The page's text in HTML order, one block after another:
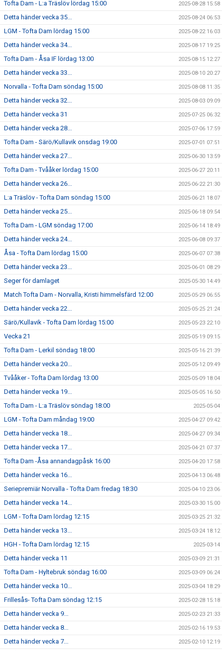
Tofta Dam - L:a Träslöv lördag 15:00 2025-08-28 15:58
Detta händer vecka 35... 2025-08-24 06:53
LGM - Tofta Dam lördag 15:00 2025-08-22 16:03
Detta händer vecka 34... 2025-08-17 19:25
Tofta Dam - Åsa IF lördag 13:00 2025-08-15 12:27
Detta händer vecka 33... 2025-08-10 20:27
Norvalla - Tofta Dam söndag 15:00 2025-08-08 11:35
Detta händer vecka 32... 2025-08-03 09:09
Detta händer vecka 31 2025-07-25 06:32
Detta händer vecka 28... 2025-07-06 17:59
Tofta Dam - Särö/Kullavik onsdag 19:00 2025-07-01 07:51
Detta händer vecka 27... 2025-06-30 13:59
Tofta Dam - Tvååker lördag 15:00 2025-06-27 20:11
Detta händer vecka 26... 2025-06-22 21:30
L:a Träslöv - Tofta Dam söndag 15:00 2025-06-21 18:07
Detta händer vecka 25... 2025-06-18 09:54
Tofta Dam - LGM söndag 17:00 2025-06-14 18:49
Detta händer vecka 24... 2025-06-08 09:37
Åsa - Tofta Dam lördag 15:00 2025-06-07 07:38
Detta händer vecka 23... 2025-06-01 08:29
Seger för damlaget 2025-05-30 14:49
Match Tofta Dam - Norvalla, Kristi himmelsfärd 12:00 2025-05-29 06:55
Detta händer vecka 22... 2025-05-25 21:24
Särö/Kullavik - Tofta Dam lördag 15:00 2025-05-23 22:10
Vecka 21 2025-05-19 09:15
Tofta Dam - Lerkil söndag 18:00 2025-05-16 21:39
Detta händer vecka 20... 2025-05-12 09:49
Tvååker - Tofta Dam lördag 13:00 2025-05-09 18:04
Detta händer vecka 19... 2025-05-05 16:50
Tofta Dam - L:a Träslöv söndag 18:00 2025-05-04
LGM - Tofta Dam måndag 19:00 2025-04-27 09:42
Detta händer vecka 18... 2025-04-27 09:34
Detta händer vecka 17... 2025-04-21 07:37
Tofta Dam -Åsa annandagpåsk 16:00 2025-04-20 17:58
Detta händer vecka 16... 2025-04-13 06:48
Seriepremiär Norvalla - Tofta Dam fredag 18:30 2025-04-10 23:06
Detta händer vecka 14... 2025-03-30 15:00
LGM - Tofta Dam lördag 12:15 2025-03-25 21:32
Detta händer vecka 13... 2025-03-24 18:12
HGH - Tofta Dam lördag 12:15 2025-03-14
Detta händer vecka 11 2025-03-09 21:31
Tofta Dam - Hyltebruk söndag 16:00 2025-03-09 06:24
Detta händer vecka 10... 2025-03-04 18:29
Frillesås- Tofta Dam söndag 12:15 2025-02-28 15:18
Detta händer vecka 9... 2025-02-23 21:33
Detta händer vecka 8... 2025-02-16 19:53
Detta händer vecka 7... 2025-02-10 12:19